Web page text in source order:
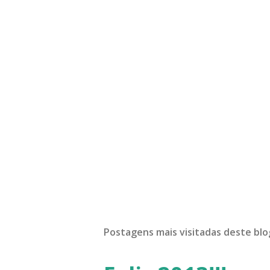
Postagens mais visitadas deste